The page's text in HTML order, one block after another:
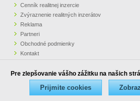
Cenník realitnej inzercie
Zvýraznenie realitných inzerátov
Reklama
Partneri
Obchodné podmienky
Kontakt
Copyright © 1998 - 2026 www.trh.sk -
Pre zlepšovanie vášho zážitku na našich